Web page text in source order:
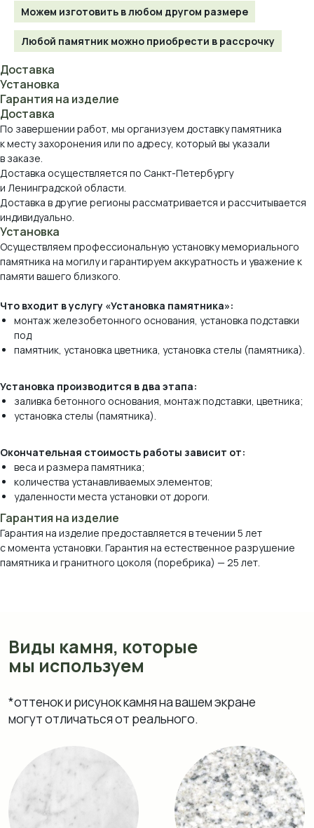
Можем изготовить в любом другом размере
Любой памятник можно приобрести в рассрочку
Доставка
Установка
Гарантия на изделие
Доставка
По завершении работ, мы организуем доставку памятника
к месту захоронения или по адресу, который вы указали
в заказе.
Доставка осуществляется по Санкт-Петербургу
и Ленинградской области.
Доставка в другие регионы рассматривается и рассчитывается
индивидуально.
Установка
Осуществляем профессиональную установку мемориального
памятника на могилу и гарантируем аккуратность и уважение к
памяти вашего близкого.
Что входит в услугу «Установка памятника»:
монтаж железобетонного основания, установка подставки
под
памятник, установка цветника, установка стелы (памятника).
Установка производится в два этапа:
заливка бетонного основания, монтаж подставки, цветника;
установка стелы (памятника).
Окончательная стоимость работы зависит от:
веса и размера памятника;
количества устанавливаемых элементов;
удаленности места установки от дороги.
Гарантия на изделие
Гарантия на изделие предоставляется в течении 5 лет
с момента установки. Гарантия на естественное разрушение
памятника и гранитного цоколя (поребрика) — 25 лет.
Виды камня, которые
мы используем
Питкяранта
Блю Перл
Возрождение
*оттенок и рисунок камня на вашем экране